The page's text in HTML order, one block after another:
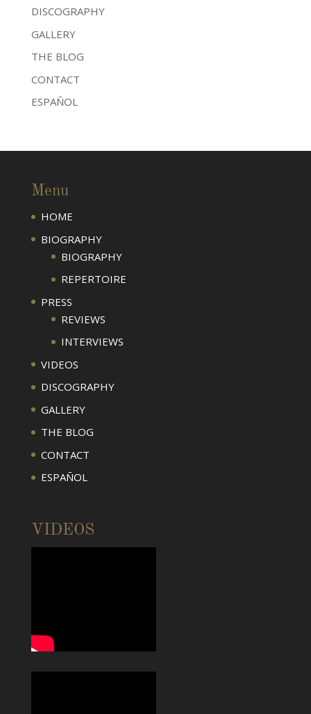
DISCOGRAPHY
GALLERY
THE BLOG
CONTACT
ESPAÑOL
Menu
HOME
BIOGRAPHY
BIOGRAPHY
REPERTOIRE
PRESS
REVIEWS
INTERVIEWS
VIDEOS
DISCOGRAPHY
GALLERY
THE BLOG
CONTACT
ESPAÑOL
VIDEOS